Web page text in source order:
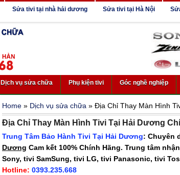
Sửa tivi tại nhà hải dương Sửa tivi tại Hà Nội
Dịch vụ sửa chữa Phụ kiện tivi Góc nghề nghiệp
Home » Dịch vụ sửa chữa » Địa Chỉ Thay Màn Hình
Địa Chỉ Thay Màn Hình Tivi Tại Hải Dương
Trung Tâm Bảo Hành Tivi Tại Hải Dương: Chuyên
Dương Cam kết 100% Chính Hãng. Trung tâm
Sony, tivi SamSung, tivi LG, tivi Panasonic, tivi
Hotline: 0393.235.668